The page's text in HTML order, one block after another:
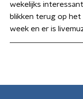
wekelijks
blikken terug op
week en er is